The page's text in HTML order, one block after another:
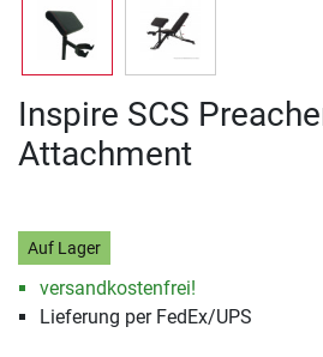
Inspire SCS
Attachment
Auf Lager
versandkostenfrei!
Lieferung per FedEx/UPS